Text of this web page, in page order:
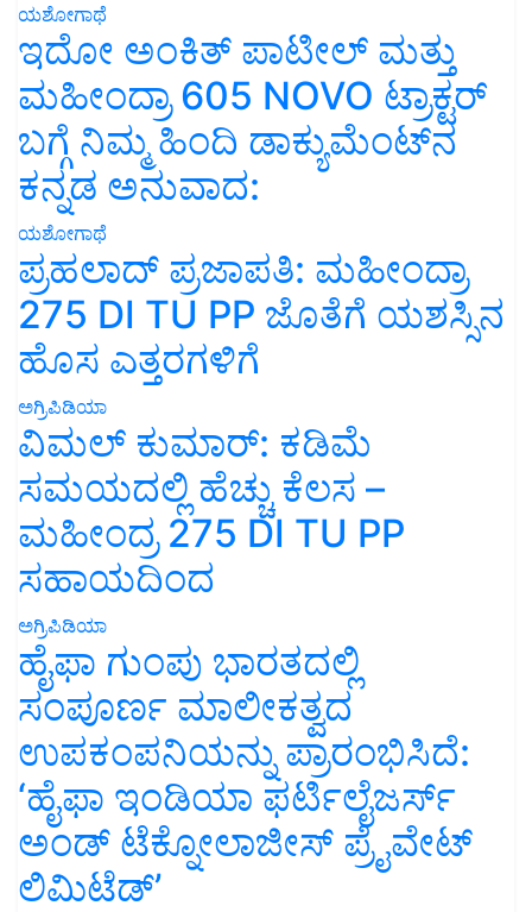
ಯಶೋಗಾಥೆ
ಇದೋ ಅಂಕಿತ್ ಪಾಟೀಲ್ ಮತ್ತು
ಮಹೀಂದ್ರಾ 605 NOVO ಟ್ರಾಕ್ಟರ್
ಬಗ್ಗೆ ನಿಮ್ಮ ಹಿಂದಿ ಡಾಕ್ಯುಮೆಂಟ್‌ನ
ಕನ್ನಡ ಅನುವಾದ:
ಯಶೋಗಾಥೆ
ಪ್ರಹಲಾದ್ ಪ್ರಜಾಪತಿ: ಮಹೀಂದ್ರಾ
275 DI TU PP ಜೊತೆಗೆ ಯಶಸ್ಸಿನ
ಹೊಸ ಎತ್ತರಗಳಿಗೆ
ಅಗ್ರಿಪಿಡಿಯಾ
ವಿಮಲ್ ಕುಮಾರ್: ಕಡಿಮೆ
ಸಮಯದಲ್ಲಿ ಹೆಚ್ಚು ಕೆಲಸ –
ಮಹೀಂದ್ರ 275 DI TU PP
ಸಹಾಯದಿಂದ
ಅಗ್ರಿಪಿಡಿಯಾ
ಹೈಫಾ ಗುಂಪು ಭಾರತದಲ್ಲಿ
ಸಂಪೂರ್ಣ ಮಾಲೀಕತ್ವದ
ಉಪಕಂಪನಿಯನ್ನು ಪ್ರಾರಂಭಿಸಿದೆ:
‘ಹೈಫಾ ಇಂಡಿಯಾ ಫರ್ಟಿಲೈಜರ್ಸ್
ಅಂಡ್ ಟೆಕ್ನೋಲಾಜೀಸ್ ಪ್ರೈವೇಟ್
ಲಿಮಿಟೆಡ್’